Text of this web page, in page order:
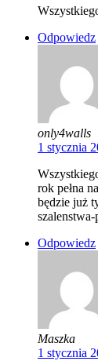
Odpowiedz
only4walls
1 stycznia
rok pełna
będzie już
Odpowiedz
Maszka
1 stycznia